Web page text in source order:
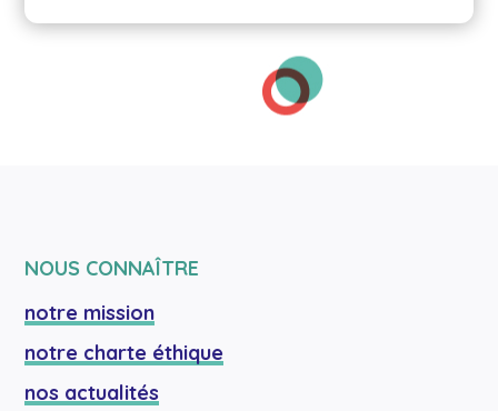
NOUS CONNAÎTRE
notre mission
notre charte éthique
nos actualités